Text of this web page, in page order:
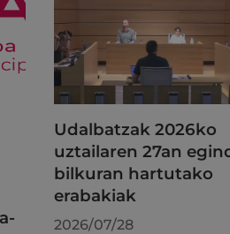
Udalbatzak 2026ko
uztailaren 27an
bilkuran hartutako
erabakiak
2026/07/28